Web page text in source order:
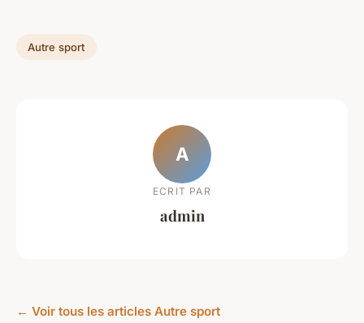
Autre sport
A
ECRIT PAR
admin
← Voir tous les articles Autre sport